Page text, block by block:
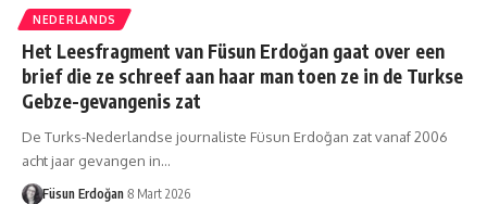
NEDERLANDS
Het Leesfragment van Füsun Erdoğan gaat over een
brief die ze schreef aan haar man toen ze in de Turkse
Gebze-gevangenis zat
De Turks-Nederlandse journaliste Füsun Erdoğan zat vanaf 2006
acht jaar gevangen in…
Füsun Erdoğan 8 Mart 2026